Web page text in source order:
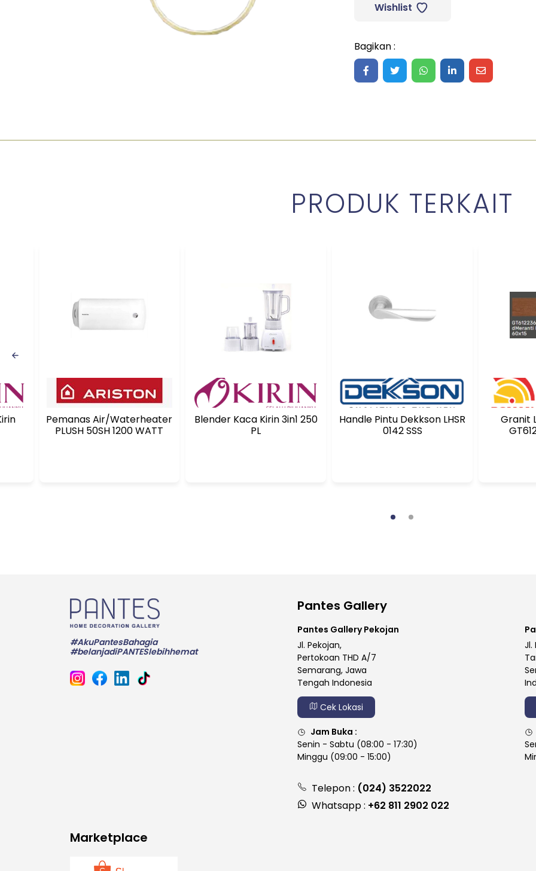
Wishlist
Bagikan :
Share on Facebook
Share on Twitter
Share on WhatsApp
Share on LinkedIn
Share on
PRODUK TERKAIT
6 Set Kirin
Pemanas Air/Waterheater
PLUSH 50SH 1200 WATT
Blender Kaca Kirin 3in1 250
PL
Handle Pintu Dekkson LHSR
0142 SSS
Granit
#AkuPantesBahagia
#belanjadiPANTESlebihhemat
Pantes Gallery
Pantes Gallery Pekojan
Jl. Pekojan,
Pertokoan THD A/7
Semarang, Jawa
Tengah Indonesia
Cek Lokasi
Jam Buka :
Senin - Sabtu (08:00 - 17:30)
Minggu (09:00 - 15:00)
Jl.
Telepon : (024) 3522022
Whatsapp : +62 811 2902 022
Marketplace